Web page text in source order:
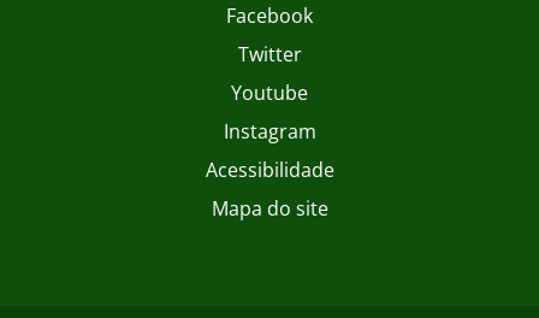
Facebook
Twitter
Youtube
Instagram
Acessibilidade
Mapa do site